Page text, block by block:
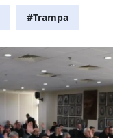
#Trampa